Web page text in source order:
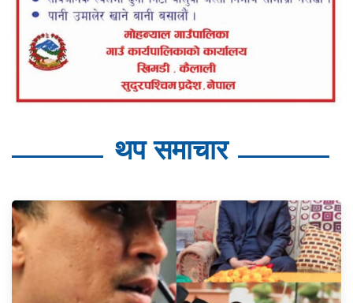
थप समाचार